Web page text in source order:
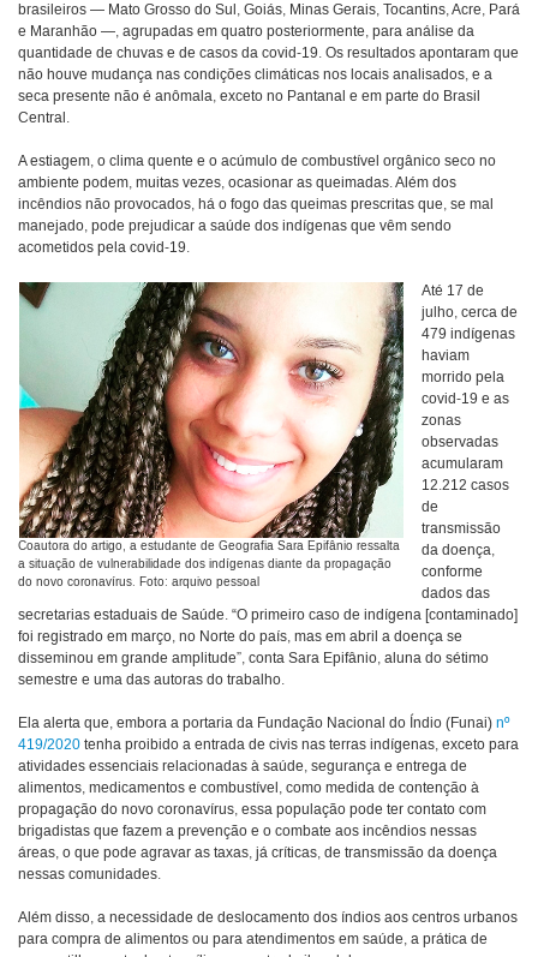
brasileiros — Mato Grosso do Sul, Goiás, Minas Gerais, Tocantins, Acre, Pará
e Maranhão —, agrupadas em quatro posteriormente, para análise da
quantidade de chuvas e de casos da covid-19. Os resultados apontaram que
não houve mudança nas condições climáticas nos locais analisados, e a
seca presente não é anômala, exceto no Pantanal e em parte do Brasil
Central.
A estiagem, o clima quente e o acúmulo de combustível orgânico seco no
ambiente podem, muitas vezes, ocasionar as queimadas. Além dos
incêndios não provocados, há o fogo das queimas prescritas que, se mal
manejado, pode prejudicar a saúde dos indígenas que vêm sendo
acometidos pela covid-19.
Coautora do artigo, a estudante de Geografia Sara Epifânio ressalta
a situação de vulnerabilidade dos indígenas diante da propagação
do novo coronavírus. Foto: arquivo pessoal
Até 17 de
julho, cerca de
479 indígenas
haviam
morrido pela
covid-19 e as
zonas
observadas
acumularam
12.212 casos
de
transmissão
da doença,
conforme
dados das
secretarias estaduais de Saúde. “O primeiro caso de indígena [contaminado]
foi registrado em março, no Norte do país, mas em abril a doença se
disseminou em grande amplitude”, conta Sara Epifânio, aluna do sétimo
semestre e uma das autoras do trabalho.
Ela alerta que, embora a portaria da Fundação Nacional do Índio (Funai) nº
419/2020 tenha proibido a entrada de civis nas terras indígenas, exceto para
atividades essenciais relacionadas à saúde, segurança e entrega de
alimentos, medicamentos e combustível, como medida de contenção à
propagação do novo coronavírus, essa população pode ter contato com
brigadistas que fazem a prevenção e o combate aos incêndios nessas
áreas, o que pode agravar as taxas, já críticas, de transmissão da doença
nessas comunidades.
Além disso, a necessidade de deslocamento dos índios aos centros urbanos
para compra de alimentos ou para atendimentos em saúde, a prática de